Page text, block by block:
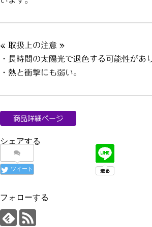
« 取扱上の注意 »
・長時間の太陽光で退色する可能性があ
・熱と衝撃にも弱い。
シェアする
ツイート
フォローする